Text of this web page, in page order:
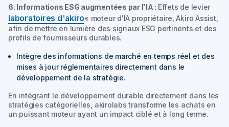
6. Informations ESG augmentées par l'IA : Effets de levier
laboratoires d'akiro« moteur d'IA propriétaire,Akiro Assist
afin de mettre en lumière des signaux ESG pertinents et des
profils de fournisseurs durables.
Intègre des informations de marché en temps réel et des
mises à jour réglementaires directement dans le
développement de la stratégie.
En intégrant le développement durable directement dans les
stratégies catégorielles, akirolabs transforme les achats en
un puissant moteur ayant un impact ciblé et à long terme.